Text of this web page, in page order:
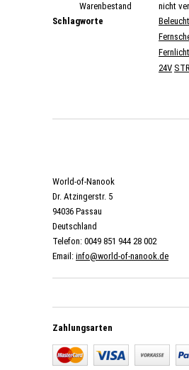
Warenbestand
nicht
Schlagworte
Fernlicht
24V
World-of-Nanook
Dr. Atzingerstr. 5
94036 Passau
Deutschland
Telefon: 0049 851 944 28 002
Email: info@world-of-nanook.de
Zahlungsarten